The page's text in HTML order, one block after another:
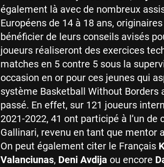
également là avec de nombreux
Européens de 14 à 18 ans,
bénéficier de leurs conseils avisés
joueurs réaliseront des exercices
matches en 5 contre 5 sous la
occasion en or pour ces jeunes qui
système Basketball Without Borders
passé. En effet, sur 121 joueurs
2021-2022, 41 ont participé à l’un
Gallinari, revenu en tant que mentor
On peut également citer le Français
Valanciunas, Deni Avdija ou encore